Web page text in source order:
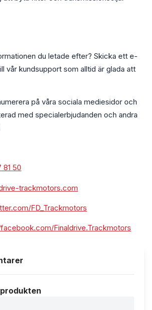
du letade efter? Skicka ett e-
vår kundsupport som alltid är glada att
på våra sociala mediesidor och
med specialerbjudanden och andra
81 50
trackmotors.com
FD_Trackmotors
Finaldrive.Trackmotors